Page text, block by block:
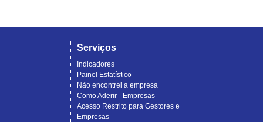
Serviços
Indicadores
Painel Estatístico
Não encontrei a empresa
Como Aderir - Empresas
Acesso Restrito para Gestores e
Empresas